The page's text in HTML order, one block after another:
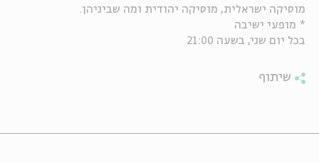
מוסיקה ישראלית, מוסיקה יהודית ומה שביניהן.
* מופעי ישיבה
בכל יום שני, בשעה 21:00
שיתוף